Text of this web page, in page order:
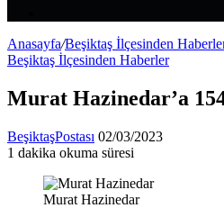
Anasayfa/Beşiktaş İlçesinden
Beşiktaş İlçesinden Haberler
Murat Hazinedar’a
BeşiktaşPostası Bir
e-
göndermek
02/03/2023
1 dakika okuma süresi
Murat Hazinedar